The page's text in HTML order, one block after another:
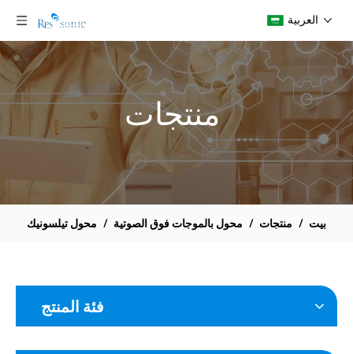
العربية
منتجات
بيت / منتجات / محول بالموجات فوق الصوتية / محول تيلسونيك
فئة المنتج